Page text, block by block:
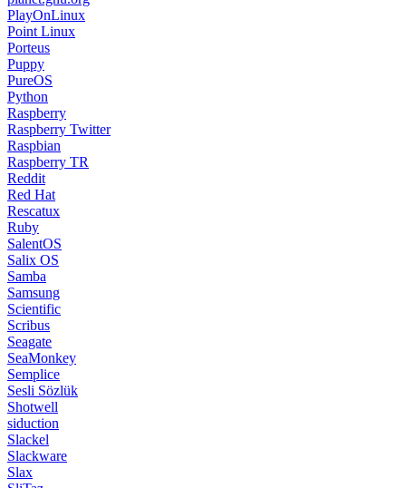
PlayOnLinux
Point Linux
Porteus
Puppy
PureOS
Python
Raspberry
Raspberry Twitter
Raspbian
Raspberry TR
Reddit
Red Hat
Rescatux
Ruby
SalentOS
Salix OS
Samba
Samsung
Scientific
Scribus
Seagate
SeaMonkey
Semplice
Sesli Sözlük
Shotwell
siduction
Slackel
Slackware
Slax